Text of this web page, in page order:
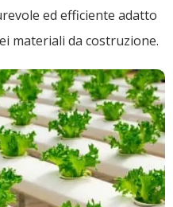
ed efficiente adatto
materiali da costruzione.